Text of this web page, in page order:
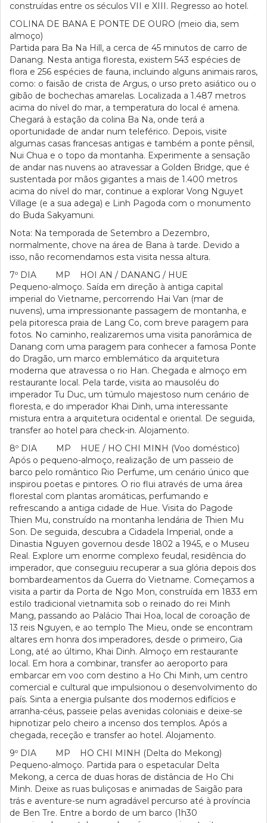
construídas entre os séculos VII e XIII. Regresso ao hotel.
COLINA DE BANA E PONTE DE OURO (meio dia, sem
almoço)
Partida para Ba Na Hill, a cerca de 45 minutos de carro de
Danang. Nesta antiga floresta, existem 543 espécies de
flora e 256 espécies de fauna, incluindo alguns animais raros,
como: o faisão de crista de Argus, o urso preto asiático ou o
gibão de bochechas amarelas. Localizada a 1.487 metros
acima do nível do mar, a temperatura do local é amena.
Chegará à estação da colina Ba Na, onde terá a
oportunidade de andar num teleférico. Depois, visite
algumas casas francesas antigas e também a ponte pênsil,
Nui Chua e o topo da montanha. Experimente a sensação
de andar nas nuvens ao atravessar a Golden Bridge, que é
sustentada por mãos gigantes a mais de 1.400 metros
acima do nível do mar, continue a explorar Vong Nguyet
Village (e a sua adega) e Linh Pagoda com o monumento
do Buda Sakyamuni.
Nota: Na temporada de Setembro a Dezembro,
normalmente, chove na área de Bana à tarde. Devido a
isso, não recomendamos esta visita nessa altura.
7º DIA MP HOI AN / DANANG / HUE
Pequeno-almoço. Saída em direção à antiga capital
imperial do Vietname, percorrendo Hai Van (mar de
nuvens), uma impressionante passagem de montanha, e
pela pitoresca praia de Lang Co, com breve paragem para
fotos. No caminho, realizaremos uma visita panorâmica de
Danang com uma paragem para conhecer a famosa Ponte
do Dragão, um marco emblemático da arquitetura
moderna que atravessa o rio Han. Chegada e almoço em
restaurante local. Pela tarde, visita ao mausoléu do
imperador Tu Duc, um túmulo majestoso num cenário de
floresta, e do imperador Khai Dinh, uma interessante
mistura entra a arquitetura ocidental e oriental. De seguida,
transfer ao hotel para check-in. Alojamento.
8º DIA MP HUE / HO CHI MINH (Voo doméstico)
Após o pequeno-almoço, realização de um passeio de
barco pelo romântico Rio Perfume, um cenário único que
inspirou poetas e pintores. O rio flui através de uma área
florestal com plantas aromáticas, perfumando e
refrescando a antiga cidade de Hue. Visita do Pagode
Thien Mu, construído na montanha lendária de Thien Mu
Son. De seguida, descubra a Cidadela Imperial, onde a
Dinastia Nguyen governou desde 1802 a 1945, e o Museu
Real. Explore um enorme complexo feudal, residência do
imperador, que conseguiu recuperar a sua glória depois dos
bombardeamentos da Guerra do Vietname. Começamos a
visita a partir da Porta de Ngo Mon, construída em 1833 em
estilo tradicional vietnamita sob o reinado do rei Minh
Mang, passando ao Palácio Thai Hoa, local de coroação de
13 reis Nguyen, e ao templo The Mieu, onde se encontram
altares em honra dos imperadores, desde o primeiro, Gia
Long, até ao último, Khai Dinh. Almoço em restaurante
local. Em hora a combinar, transfer ao aeroporto para
embarcar em voo com destino a Ho Chi Minh, um centro
comercial e cultural que impulsionou o desenvolvimento do
país. Sinta a energia pulsante dos modernos edifícios e
arranha-céus, passeie pelas avenidas coloniais e deixe-se
hipnotizar pelo cheiro a incenso dos templos. Após a
chegada, receção e transfer ao hotel. Alojamento.
9º DIA MP HO CHI MINH (Delta do Mekong)
Pequeno-almoço. Partida para o espetacular Delta
Mekong, a cerca de duas horas de distância de Ho Chi
Minh. Deixe as ruas buliçosas e animadas de Saigão para
trás e aventure-se num agradável percurso até à província
de Ben Tre. Entre a bordo de um barco (1h30